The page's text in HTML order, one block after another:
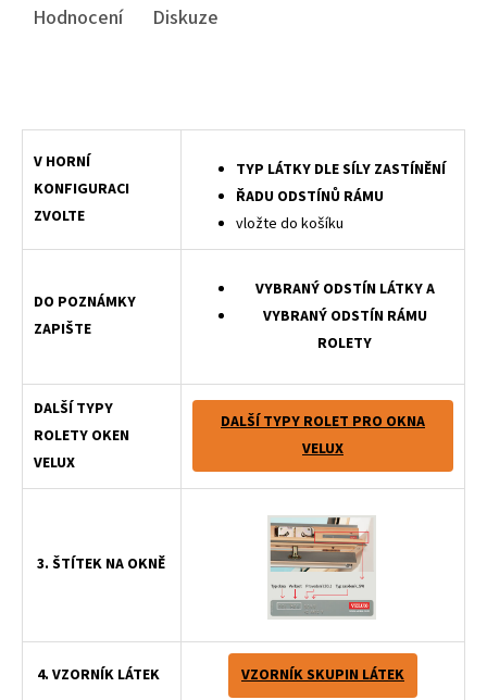
Hodnocení
Diskuze
V HORNÍ
KONFIGURACI
ZVOLTE
TYP LÁTKY DLE SÍLY ZASTÍNĚNÍ
ŘADU ODSTÍNŮ RÁMU
vložte do košíku
DO POZNÁMKY
ZAPIŠTE
VYBRANÝ ODSTÍN LÁTKY A
VYBRANÝ ODSTÍN RÁMU
ROLETY
DALŠÍ TYPY
ROLETY OKEN
VELUX
DALŠÍ TYPY ROLET PRO OKNA
VELUX
3. ŠTÍTEK NA OKNĚ
4. VZORNÍK LÁTEK VZORNÍK SKUPIN LÁTEK